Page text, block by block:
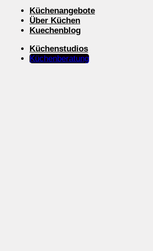
Küchenangebote
Über Küchen
Kuechenblog
Küchenstudios
Küchenberatung